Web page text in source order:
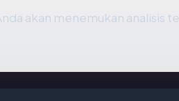
akan menemukan analisis